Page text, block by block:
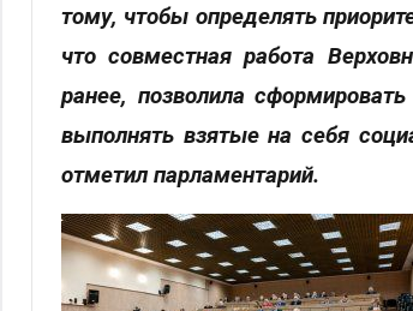
тому, чтобы определять
что совместная работа
ранее, позволила
выполнять взятые на себя
отметил парламентарий.